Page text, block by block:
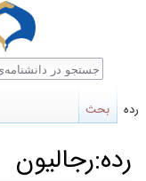
رده:رجالیون
رده بحث
جستجو